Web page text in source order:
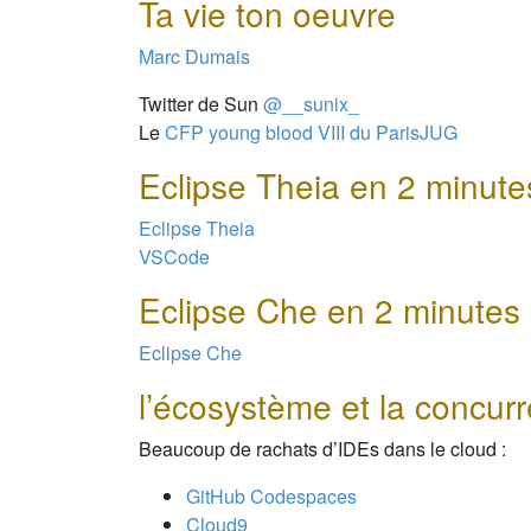
Ta vie ton oeuvre
Marc Dumais
Twitter de Sun @__sunix_
LeCFP young blood VIII du ParisJUG
Eclipse Theia en 2
Eclipse Theia
VSCode
Eclipse Che en 2 minutes
Eclipse Che
l’écosystème et la
Beaucoup de rachats d’IDEs dans le cloud :
GitHub Codespaces
Cloud9